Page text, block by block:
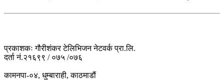
प्रकाशकः गौरीशंकर टेलिभिजन नेटवर्क प्रा.लि.
दर्ता नं.२१६९९ / ०७५ /०७६
कामनपा-०४, धुम्बाराही, काठमाडौं